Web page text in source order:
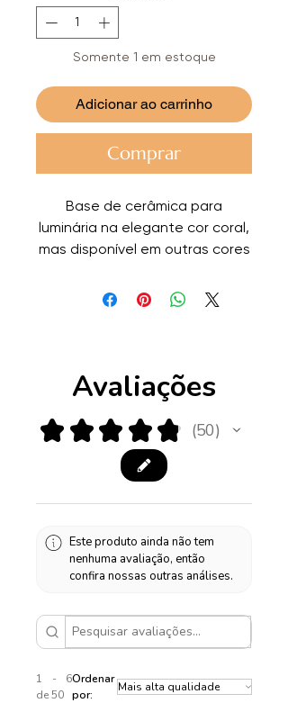
Somente 1 em estoque
Adicionar ao carrinho
Comprar
Base de cerâmica para
luminária na elegante cor coral,
mas disponível em outras cores
desta base é de plástico
Avaliações
★ ★ ★ ★ ★ 50
50
Este produto ainda não tem
nenhuma avaliação, então
confira nossas outras análises.
1 - 6
de 50
Ordenar
por: